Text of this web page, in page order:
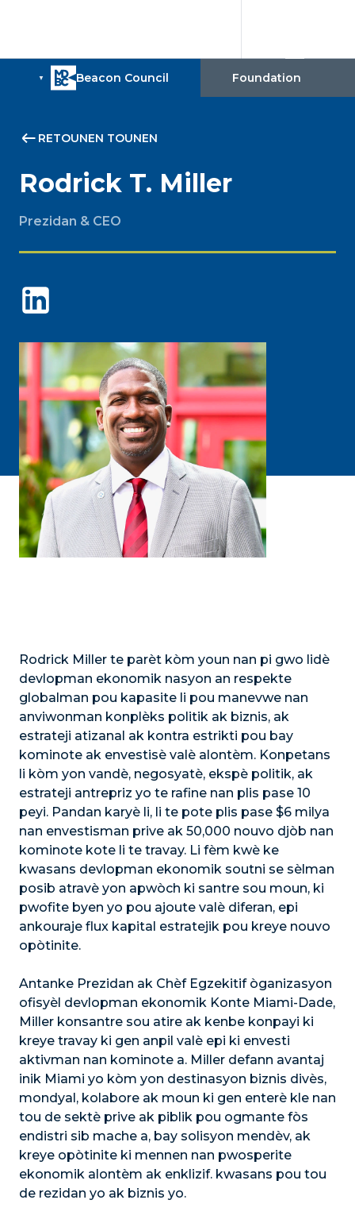
RETOUNEN TOUNEN
Rodrick T. Miller
Prezidan & CEO
Rodrick Miller te parèt kòm youn nan pi gwo lidè
devlopman ekonomik nasyon an respekte
globalman pou kapasite li pou manevwe nan
anviwonman konplèks politik ak biznis, ak
estrateji atizanal ak kontra estrikti pou bay
kominote ak envestisè valè alontèm. Konpetans
li kòm yon vandè, negosyatè, ekspè politik, ak
estrateji antrepriz yo te rafine nan plis pase 10
peyi. Pandan karyè li, li te pote plis pase $6 milya
nan envestisman prive ak 50,000 nouvo djòb nan
kominote kote li te travay. Li fèm kwè ke
kwasans devlopman ekonomik soutni se sèlman
posib atravè yon apwòch ki santre sou moun, ki
pwofite byen yo pou ajoute valè diferan, epi
ankouraje flux kapital estratejik pou kreye nouvo
opòtinite.
Antanke Prezidan ak Chèf Egzekitif òganizasyon
ofisyèl devlopman ekonomik Konte Miami-Dade,
Miller konsantre sou atire ak kenbe konpayi ki
kreye travay ki gen anpil valè epi ki envesti
aktivman nan kominote a. Miller defann avantaj
inik Miami yo kòm yon destinasyon biznis divès,
mondyal, kolabore ak moun ki gen enterè kle nan
tou de sektè prive ak piblik pou ogmante fòs
endistri sib mache a, bay solisyon mendèv, ak
kreye opòtinite ki mennen nan pwosperite
ekonomik alontèm ak enklizif. kwasans pou tou
de rezidan yo ak biznis yo.